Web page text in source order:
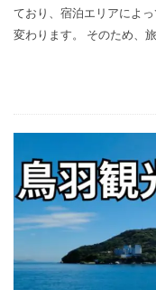
ており、宿泊エリアによ
変わります。 そのため、